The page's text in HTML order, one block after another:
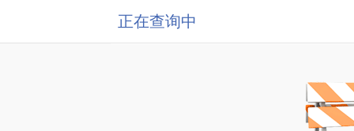
正在查询中